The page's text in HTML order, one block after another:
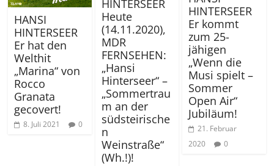
HANSI
HINTERSEER
Er hat den
Welthit
„Marina“ von
Rocco
Granata
gecovert!
8. Juli 2021 0
HINTERSEER
Heute
(14.11.2020),
MDR
FERNSEHEN:
„Hansi
Hinterseer“ –
„Sommertrau
m an der
südsteirische
n
Weinstraße“
(Wh.!)!
HINTERSEER
Er kommt
zum 25-
jähigen
„Wenn die
Musi spielt –
Sommer
Open Air“
Jubiläum!
21. Februar
2020
0